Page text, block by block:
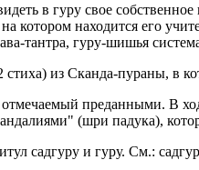
в гуру свое
котором находится его
тантра, гуру-шишья
из Сканда-пураны, в
преданными. В
(шри падука),
садгуру и гуру. См.: